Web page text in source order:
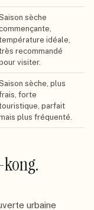
sèche
idéale,
recommandé
visiter.
sèche, plus
forte
parfait
plus fréquenté.
kong.
urbaine